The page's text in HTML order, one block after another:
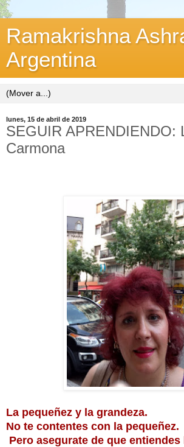
Ramakrishna
Argentina
lunes, 15 de abril de 2019
SEGUIR APRENDIENDO:
Carmona
La pequeñez y la grandeza.
No te contentes con la pequeñez.
Pero asegurate de que